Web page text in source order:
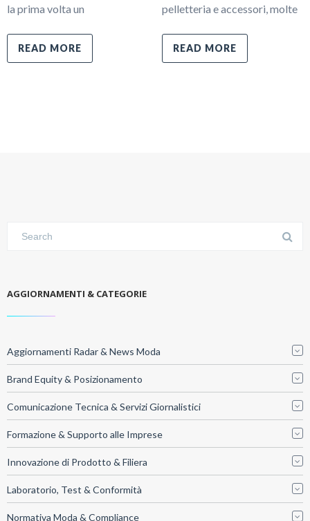
la prima volta un
READ MORE
pelletteria e accessori, molte
READ MORE
AGGIORNAMENTI & CATEGORIE
Aggiornamenti Radar & News Moda
Brand Equity & Posizionamento
Comunicazione Tecnica & Servizi Giornalistici
Formazione & Supporto alle Imprese
Innovazione di Prodotto & Filiera
Laboratorio, Test & Conformità
Normativa Moda & Compliance